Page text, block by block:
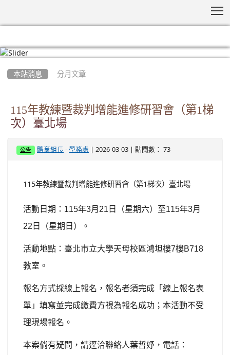
本站消息 分月文章
115年教練暨裁判增能進修研習會（第1梯
次）臺北場
公告 體育組長 -學務處 | 2026-03-03 | 點閱數： 73
115年教練暨裁判增能進修研習會（第1梯次）臺北場
活動日期： 115年3月 21 日（星期六）至115年3月
22 日（星期日）。
活動地點：臺北市立大學天母校區鴻坦樓7樓B718
教室。
報名方式採線上報名，報名者須完成「線上報名表
單」填寫並完成繳費方視為報名成功；本活動不受
理現場報名。
本案倘有疑問，請逕洽聯絡人葉哲妤，電話：